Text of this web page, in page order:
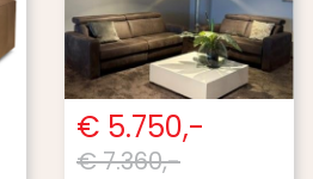
€ 5.750,-
€ 7.360,-